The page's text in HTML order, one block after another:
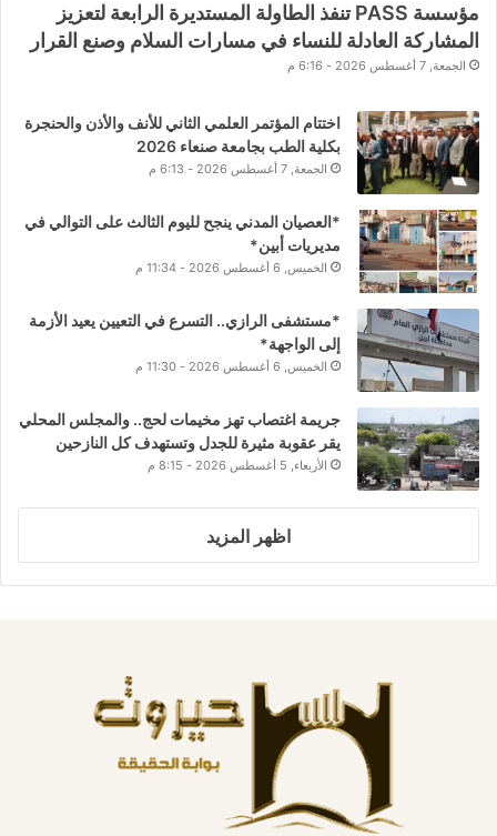
مؤسسة PASS تنفذ الطاولة المستديرة الرابعة لتعزيز
المشاركة العادلة للنساء في مسارات السلام وصنع القرار
الجمعة, 7 أغسطس 2026 - 6:16 م
اختتام المؤتمر العلمي الثاني للأنف والأذن والحنجرة
بكلية الطب بجامعة صنعاء 2026
الجمعة, 7 أغسطس 2026 - 6:13 م
*العصيان المدني ينجح لليوم الثالث على التوالي في
مديريات أبين*
الخميس, 6 أغسطس 2026 - 11:34 م
*مستشفى الرازي.. التسرع في التعيين يعيد الأزمة
إلى الواجهة*
الخميس, 6 أغسطس 2026 - 11:30 م
جريمة اغتصاب تهز مخيمات لحج.. والمجلس المحلي
يقر عقوبة مثيرة للجدل وتستهدف كل النازحين
الأربعاء, 5 أغسطس 2026 - 8:15 م
اظهر المزيد